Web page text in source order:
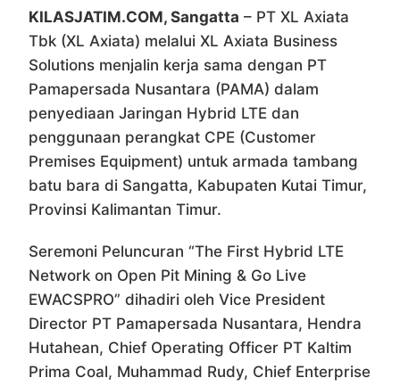
KILASJATIM.COM, Sangatta – PT XL Axiata
Tbk (XL Axiata) melalui XL Axiata Business
Solutions menjalin kerja sama dengan PT
Pamapersada Nusantara (PAMA) dalam
penyediaan Jaringan Hybrid LTE dan
penggunaan perangkat CPE (Customer
Premises Equipment) untuk armada tambang
batu bara di Sangatta, Kabupaten Kutai Timur,
Provinsi Kalimantan Timur.
Seremoni Peluncuran “The First Hybrid LTE
Network on Open Pit Mining & Go Live
EWACSPRO” dihadiri oleh Vice President
Director PT Pamapersada Nusantara, Hendra
Hutahean, Chief Operating Officer PT Kaltim
Prima Coal, Muhammad Rudy, Chief Enterprise